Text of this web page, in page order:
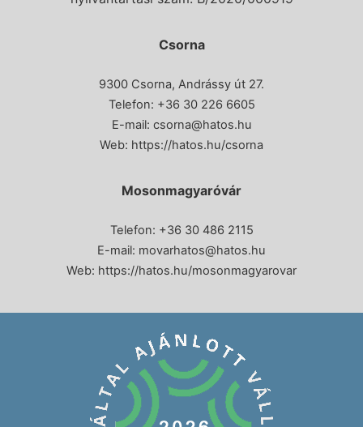
Csorna
9300 Csorna, Andrássy út 27.
Telefon: +36 30 226 6605
E-mail: csorna@hatos.hu
Web: https://hatos.hu/csorna
Mosonmagyaróvár
Telefon: +36 30 486 2115
E-mail: movarhatos@hatos.hu
Web: https://hatos.hu/mosonmagyarovar